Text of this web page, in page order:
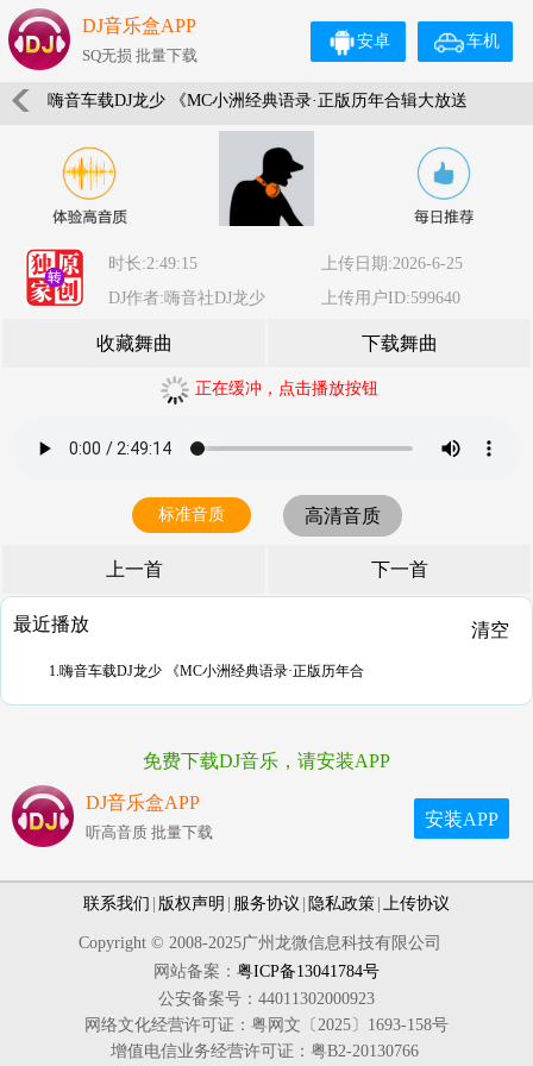
DJ音乐盒APP
SQ无损 批量下载
车机
安卓
嗨音车载DJ龙少 《MC小洲经典语录·正版历年合辑大放送
A碟》带老铁们回顾经典串烧
时长:2:49:15
上传日期:2026-6-25
DJ作者:嗨音社DJ龙少
上传用户ID:599640
收藏舞曲 下载舞曲
正在缓冲，点击播放按钮
标准音质 高清音质
上一首 下一首
最近播放 清空
1.嗨音车载DJ龙少 《MC小洲经典语录·正版历年合
免费下载DJ音乐，请安装APP
DJ音乐盒APP
听高音质 批量下载
安装APP
联系我们 版权声明 服务协议 隐私政策 上传协议
Copyright © 2008-2025广州龙微信息科技有限公司
网站备案： 粤ICP备13041784号
公安备案号：44011302000923
网络文化经营许可证：粤网文〔2025〕1693-158号
增值电信业务经营许可证：粤B2-20130766